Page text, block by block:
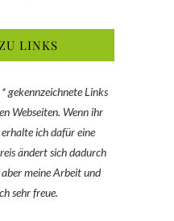
LINKS
gekennzeichnete Links
Webseiten. Wenn ihr
ich dafür eine
ändert sich dadurch
meine Arbeit und
sehr freue.